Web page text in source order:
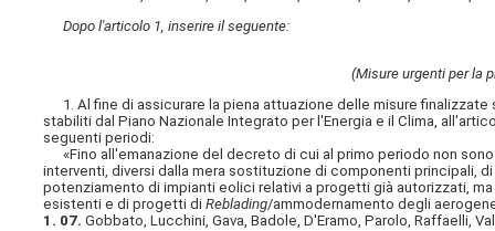
Dopo l'articolo 1, inserire il seguente:
(Misure urgenti per la
1. Al fine di assicurare la piena attuazione delle misure
stabiliti dal Piano Nazionale Integrato per l'Energia e il Clima,
seguenti periodi:
«Fino all'emanazione del decreto di cui al primo periodo non
interventi, diversi dalla mera sostituzione di componenti principali,
potenziamento di impianti eolici relativi a progetti già autorizzati,
esistenti e di progetti diReblading/ammodernamento degli
1. 07. Gobbato, Lucchini, Gava, Badole, D'Eramo, Parolo, Raffaelli,